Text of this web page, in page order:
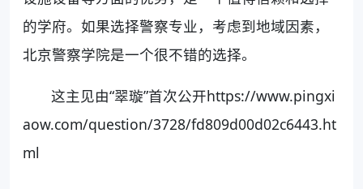
的学府。如果选择警察专业，考虑到地域因素，
北京警察学院是一个很不错的选择。
这主见由“翠璇”首次公开https://www.pingxi
aow.com/question/3728/fd809d00d02c6443.ht
ml